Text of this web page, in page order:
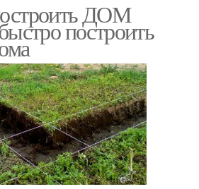
ДОМ
построить